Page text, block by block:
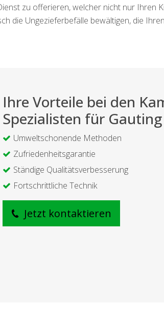
zu offerieren, welcher nicht nur Ihren
die Ungezieferbefälle bewältigen, die
Ihre Vorteile bei den
Spezialisten für Gauting
Umweltschonende Methoden
Zufriedenheitsgarantie
Ständige Qualitätsverbesserung
Fortschrittliche Technik
Jetzt kontaktieren